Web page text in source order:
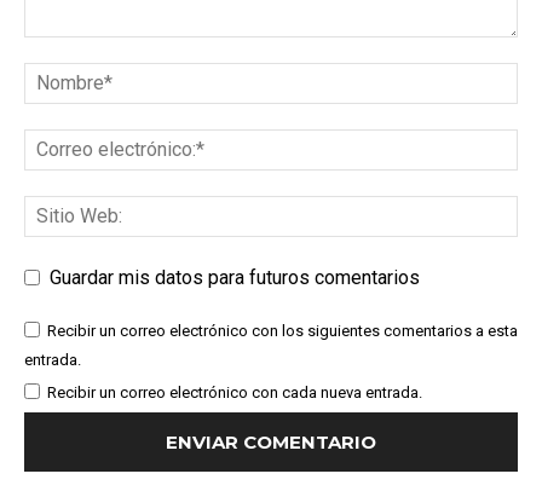
Guardar mis datos para futuros comentarios
Recibir un correo electrónico con los siguientes comentarios a esta
entrada.
Recibir un correo electrónico con cada nueva entrada.